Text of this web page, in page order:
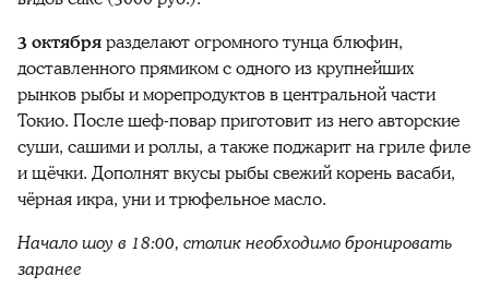
3 октябряразделают огромного тунца блюфин,
доставленного прямиком с одного из крупнейших
рынков рыбы и морепродуктов в центральной части
Токио. После шеф-повар приготовит из него авторские
суши, сашими и роллы, а также поджарит на гриле филе
и щёчки. Дополнят вкусы рыбы свежий корень васаби,
чёрная икра, уни и трюфельное масло.
Начало шоу в 18:00, столик необходимо бронировать
заранее